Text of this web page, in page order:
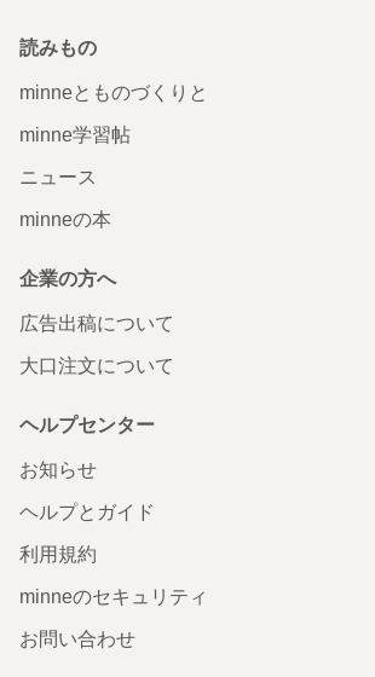
読みもの
minneとものづくりと
minne学習帖
ニュース
minneの本
企業の方へ
広告出稿について
大口注文について
ヘルプセンター
お知らせ
ヘルプとガイド
利用規約
minneのセキュリティ
お問い合わせ